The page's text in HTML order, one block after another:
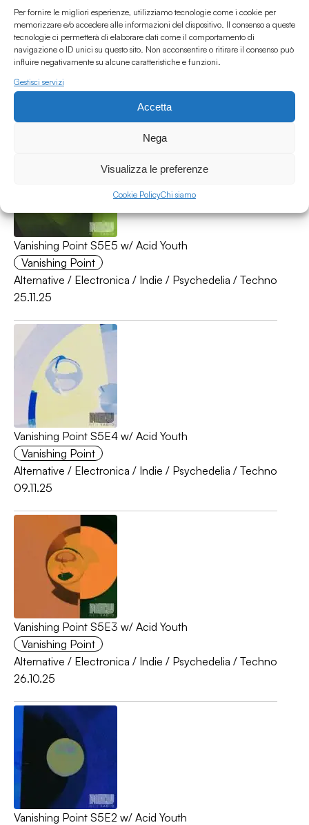
Per fornire le migliori esperienze, utilizziamo tecnologie come i cookie per
memorizzare e/o accedere alle informazioni del dispositivo. Il consenso a queste
tecnologie ci permetterà di elaborare dati come il comportamento di
navigazione o ID unici su questo sito. Non acconsentire o ritirare il consenso può
influire negativamente su alcune caratteristiche e funzioni.
Gestisci servizi
Accetta
Nega
Visualizza le preferenze
Cookie PolicyChi siamo
Vanishing Point S5E7 w/ Acid Youth
Alternative/Electronica/Indie/Psychedelia/Techno
Vanishing Point S5E5 w/ Acid Youth
Vanishing Point
Alternative / Electronica / Indie / Psychedelia / Techno
25.11.25
Vanishing Point S5E4 w/ Acid Youth
Vanishing Point
Alternative / Electronica / Indie / Psychedelia / Techno
09.11.25
Vanishing Point S5E3 w/ Acid Youth
Vanishing Point
Alternative / Electronica / Indie / Psychedelia / Techno
26.10.25
Vanishing Point S5E2 w/ Acid Youth